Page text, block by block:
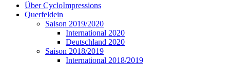
Über CycloImpressions
Querfeldein
Saison 2019/2020
International 2020
Deutschland 2020
Saison 2018/2019
International 2018/2019